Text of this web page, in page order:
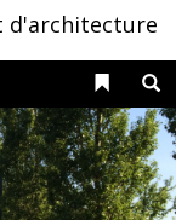
d'architecture
Liens